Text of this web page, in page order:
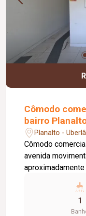
Cômodo
bairro
Planalto -
Cômodo
avenida
acessibilidade, e
1